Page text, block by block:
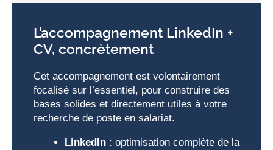
L’accompagnement LinkedIn +
CV, concrètement
Cet accompagnement est volontairement
focalisé sur l’essentiel, pour construire des
bases solides et directement utiles à votre
recherche de poste en salariat.
LinkedIn : optimisation complète de la